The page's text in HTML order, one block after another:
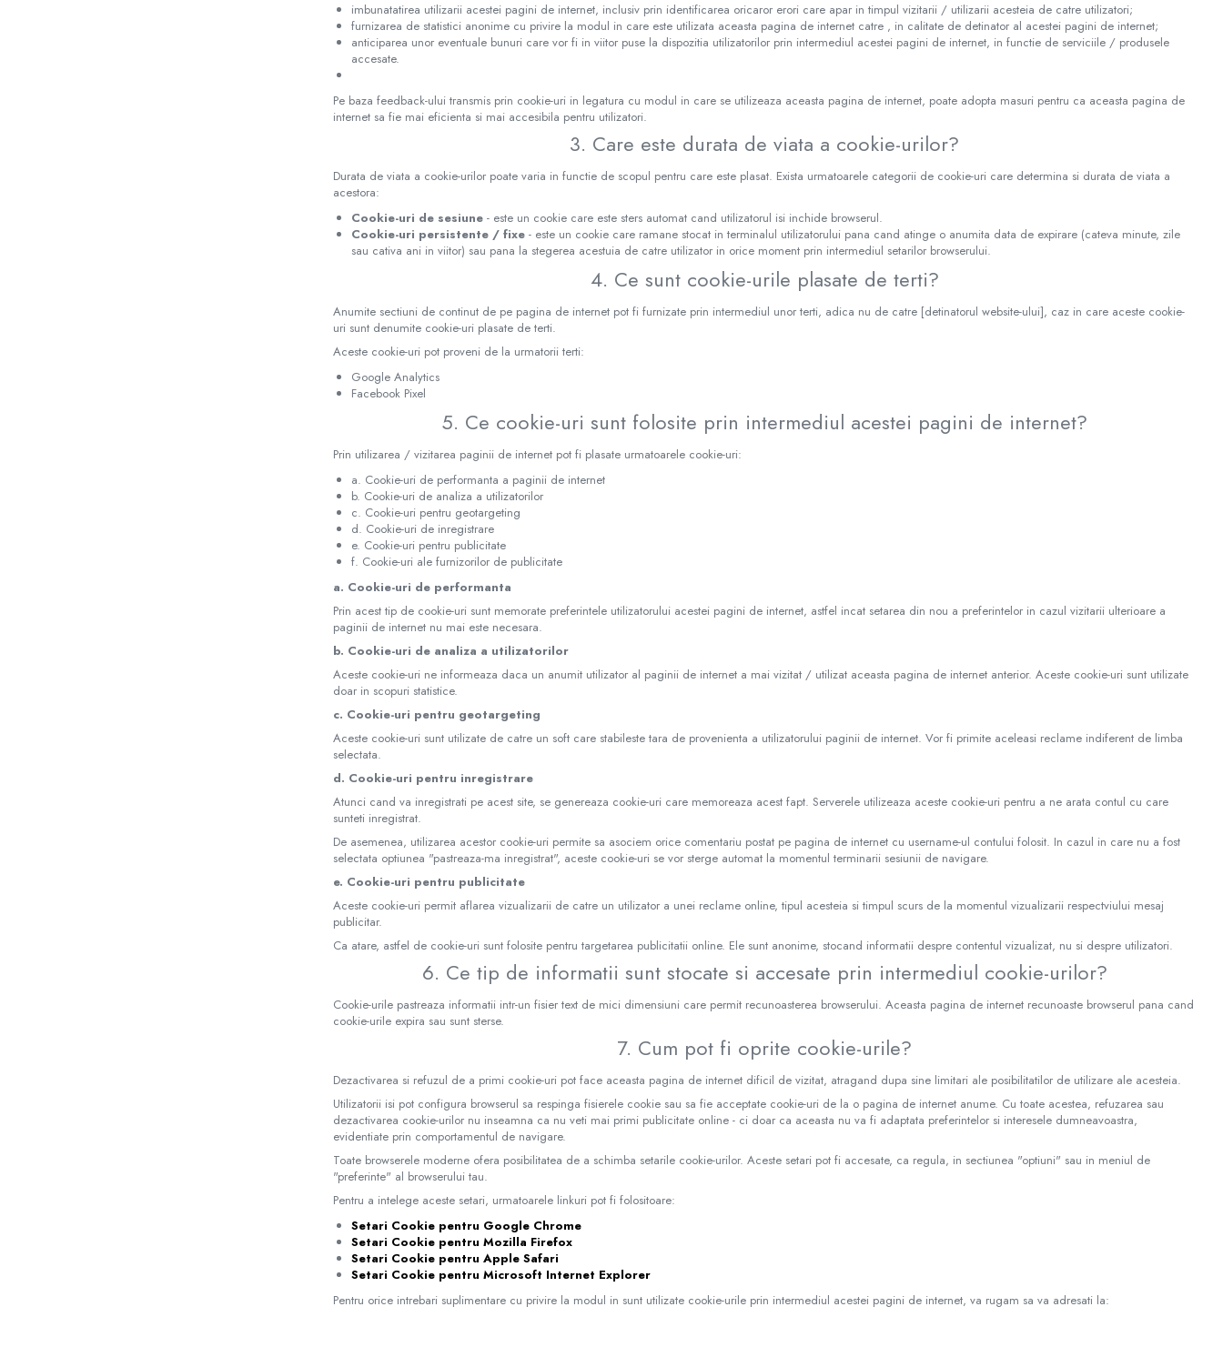
imbunatatirea utilizarii acestei pagini de internet, inclusiv prin identificarea oricaror erori care apar in timpul vizitarii / utilizarii acesteia de catre utilizatori;
furnizarea de statistici anonime cu privire la modul in care este utilizata aceasta pagina de internet catre , in calitate de detinator al acestei pagini de internet;
anticiparea unor eventuale bunuri care vor fi in viitor puse la dispozitia utilizatorilor prin intermediul acestei pagini de internet, in functie de serviciile / produsele
accesate.
Pe baza feedback-ului transmis prin cookie-uri in legatura cu modul in care se utilizeaza aceasta pagina de internet, poate adopta masuri pentru ca aceasta pagina de
internet sa fie mai eficienta si mai accesibila pentru utilizatori.
3. Care este durata de viata a cookie-urilor?
Durata de viata a cookie-urilor poate varia in functie de scopul pentru care este plasat. Exista urmatoarele categorii de cookie-uri care determina si durata de viata a
acestora:
Cookie-uri de sesiune - este un cookie care este sters automat cand utilizatorul isi inchide browserul.
Cookie-uri persistente / fixe - este un cookie care ramane stocat in terminalul utilizatorului pana cand atinge o anumita data de expirare (cateva minute, zile
sau cativa ani in viitor) sau pana la stegerea acestuia de catre utilizator in orice moment prin intermediul setarilor browserului.
4. Ce sunt cookie-urile plasate de terti?
Anumite sectiuni de continut de pe pagina de internet pot fi furnizate prin intermediul unor terti, adica nu de catre [detinatorul website-ului], caz in care aceste cookie-
uri sunt denumite cookie-uri plasate de terti.
Aceste cookie-uri pot proveni de la urmatorii terti:
Google Analytics
Facebook Pixel
5. Ce cookie-uri sunt folosite prin intermediul acestei pagini de internet?
Prin utilizarea / vizitarea paginii de internet pot fi plasate urmatoarele cookie-uri:
a. Cookie-uri de performanta a paginii de internet
b. Cookie-uri de analiza a utilizatorilor
c. Cookie-uri pentru geotargeting
d. Cookie-uri de inregistrare
e. Cookie-uri pentru publicitate
f. Cookie-uri ale furnizorilor de publicitate
a. Cookie-uri de performanta
Prin acest tip de cookie-uri sunt memorate preferintele utilizatorului acestei pagini de internet, astfel incat setarea din nou a preferintelor in cazul vizitarii ulterioare a
paginii de internet nu mai este necesara.
b. Cookie-uri de analiza a utilizatorilor
Aceste cookie-uri ne informeaza daca un anumit utilizator al paginii de internet a mai vizitat / utilizat aceasta pagina de internet anterior. Aceste cookie-uri sunt utilizate
doar in scopuri statistice.
c. Cookie-uri pentru geotargeting
Aceste cookie-uri sunt utilizate de catre un soft care stabileste tara de provenienta a utilizatorului paginii de internet. Vor fi primite aceleasi reclame indiferent de limba
selectata.
d. Cookie-uri pentru inregistrare
Atunci cand va inregistrati pe acest site, se genereaza cookie-uri care memoreaza acest fapt. Serverele utilizeaza aceste cookie-uri pentru a ne arata contul cu care
sunteti inregistrat.
De asemenea, utilizarea acestor cookie-uri permite sa asociem orice comentariu postat pe pagina de internet cu username-ul contului folosit. In cazul in care nu a fost
selectata optiunea "pastreaza-ma inregistrat", aceste cookie-uri se vor sterge automat la momentul terminarii sesiunii de navigare.
e. Cookie-uri pentru publicitate
Aceste cookie-uri permit aflarea vizualizarii de catre un utilizator a unei reclame online, tipul acesteia si timpul scurs de la momentul vizualizarii respectviului mesaj
publicitar.
Ca atare, astfel de cookie-uri sunt folosite pentru targetarea publicitatii online. Ele sunt anonime, stocand informatii despre contentul vizualizat, nu si despre utilizatori.
6. Ce tip de informatii sunt stocate si accesate prin intermediul cookie-urilor?
Cookie-urile pastreaza informatii intr-un fisier text de mici dimensiuni care permit recunoasterea browserului. Aceasta pagina de internet recunoaste browserul pana cand
cookie-urile expira sau sunt sterse.
7. Cum pot fi oprite cookie-urile?
Dezactivarea si refuzul de a primi cookie-uri pot face aceasta pagina de internet dificil de vizitat, atragand dupa sine limitari ale posibilitatilor de utilizare ale acesteia.
Utilizatorii isi pot configura browserul sa respinga fisierele cookie sau sa fie acceptate cookie-uri de la o pagina de internet anume. Cu toate acestea, refuzarea sau
dezactivarea cookie-urilor nu inseamna ca nu veti mai primi publicitate online - ci doar ca aceasta nu va fi adaptata preferintelor si interesele dumneavoastra,
evidentiate prin comportamentul de navigare.
Toate browserele moderne ofera posibilitatea de a schimba setarile cookie-urilor. Aceste setari pot fi accesate, ca regula, in sectiunea "optiuni" sau in meniul de
"preferinte" al browserului tau.
Pentru a intelege aceste setari, urmatoarele linkuri pot fi folositoare:
Setari Cookie pentru Google Chrome
Setari Cookie pentru Mozilla Firefox
Setari Cookie pentru Apple Safari
Setari Cookie pentru Microsoft Internet Explorer
Pentru orice intrebari suplimentare cu privire la modul in sunt utilizate cookie-urile prin intermediul acestei pagini de internet, va rugam sa va adresati la: